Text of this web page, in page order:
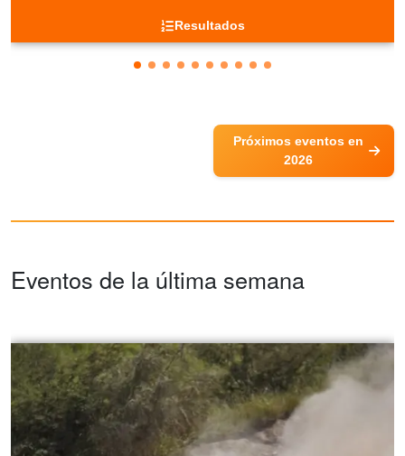
Resultados
Próximos eventos en
2026
Eventos de la última semana